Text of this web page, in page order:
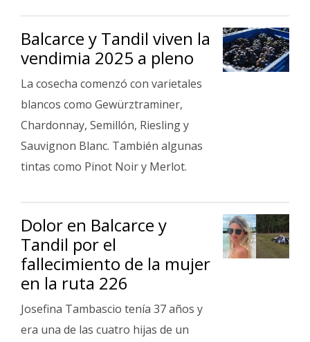
Balcarce y Tandil viven la
vendimia 2025 a pleno
La cosecha comenzó con varietales
blancos como Gewürztraminer,
Chardonnay, Semillón, Riesling y
Sauvignon Blanc. También algunas
tintas como Pinot Noir y Merlot.
Dolor en Balcarce y
Tandil por el
fallecimiento de la mujer
en la ruta 226
Josefina Tambascio tenía 37 años y
era una de las cuatro hijas de un